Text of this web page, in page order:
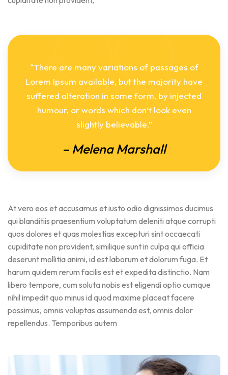
“There are many variations of passages of
Lorem Ipsum available, but the majority have
suffered alteration in some form, by injected
humour, or words which don’t look even
slightly believable.”
– Melena Marshall
At vero eos et accusamus et iusto odio dignissimos ducimus
qui blanditiis praesentium voluptatum deleniti atque corrupti
quos dolores et quas molestias excepturi sint occaecati
cupiditate non provident, similique sunt in culpa qui officia
deserunt mollitia animi, id est laborum et dolorum fuga. Et
harum quidem rerum facilis est et expedita distinctio. Nam
libero tempore, cum soluta nobis est eligendi optio cumque
nihil impedit quo minus id quod maxime placeat facere
possimus, omnis voluptas assumenda est, omnis dolor
repellendus. Temporibus autem